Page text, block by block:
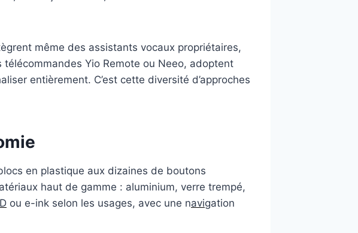
même des assistants vocaux propriétaires,
télécommandes Yio Remote ou Neeo, adoptent
entièrement. C’est cette diversité d’approches
en plastique aux dizaines de boutons
haut de gamme : aluminium, verre trempé,
ou e-ink selon les usages, avec une navigation